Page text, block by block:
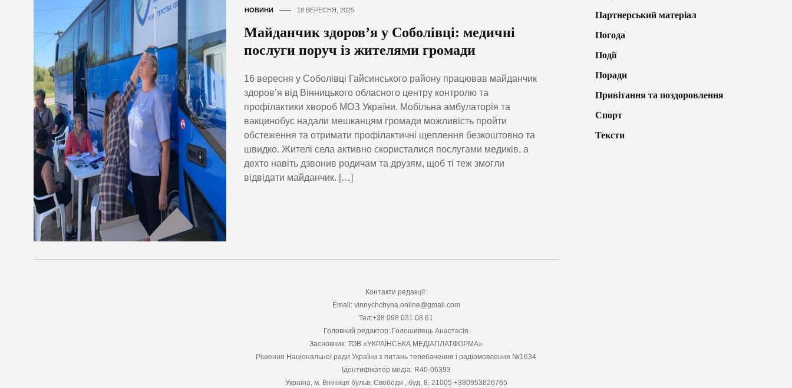
НОВИНИ 18 ВЕРЕСНЯ, 2025
Майданчик здоров’я у Соболівці: медичні
послуги поруч із жителями громади
16 вересня у Соболівці Гайсинського району працював майданчик
здоров’я від Вінницького обласного центру контролю та
профілактики хвороб МОЗ України. Мобільна амбулаторія та
вакцинобус надали мешканцям громади можливість пройти
обстеження та отримати профілактичні щеплення безкоштовно та
швидко. Жителі села активно скористалися послугами медиків, а
дехто навіть дзвонив родичам та друзям, щоб ті теж змогли
відвідати майданчик. […]
Партнерський матеріал
Погода
Події
Поради
Привітання та поздоровлення
Спорт
Тексти
Контакти редакції:
Email: vinnychchyna.online@gmail.com
Тел:+38 098 031 08 61
Головний редактор: Голошивець Анастасія
Засновник: ТОВ «УКРАЇНСЬКА МЕДІАПЛАТФОРМА»
Рішення Національної ради України з питань телебачення і радіомовлення №1634
Ідентифікатор медіа: R40-06393
Україна, м. Вінниця бульв. Свободи , буд. 8, 21005 +380953626765